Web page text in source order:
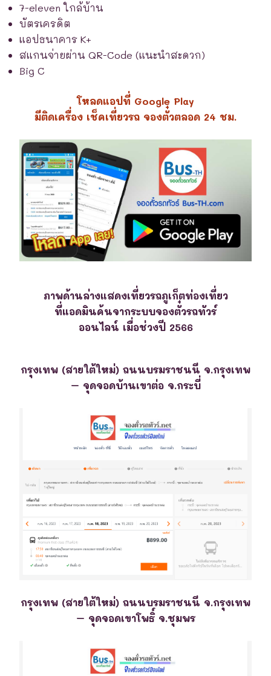
7-eleven ใกล้บ้าน
บัตรเครดิต
แอปธนาคาร K+
สแกนจ่ายผ่าน QR-Code (แนะนำสะดวก)
Big C
โหลดแอปที่ Google Play
มีติดเครื่อง เช็คเที่ยวรถ จองตั๋วตลอด 24 ชม.
ภาพด้านล่างแสดงเที่ยวรถภูเก็ตท่องเที่ยว
ที่แอดมินค้นจากระบบจองตั๋วรถทัวร์
ออนไลน์ เมื่อช่วงปี 2566
กรุงเทพ (สายใต้ใหม่) ถนนบรมราชนนี จ.กรุงเทพ
– จุดจอดบ้านเขาต่อ จ.กระบี่
กรุงเทพ (สายใต้ใหม่) ถนนบรมราชนนี จ.กรุงเทพ
– จุดจอดเขาโพธิ์ จ.ชุมพร